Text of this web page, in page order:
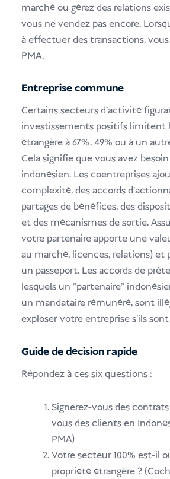
marché ou gérez des relations
vous ne vendez pas encore.
à effectuer des transactions, vous
PMA.
Entreprise commune
Certains secteurs d'activité
investissements positifs limitent
étrangère à 67%, 49% ou à un
Cela signifie que vous avez
indonésien. Les coentreprises
complexité, des accords
partages de bénéfices, des
et des mécanismes de sortie.
votre partenaire apporte une
au marché, licences, relations) et
un passeport. Les accords de
lesquels un "partenaire"
un mandataire rémunéré, sont
exploser votre entreprise s'ils
Guide de décision rapide
Répondez à ces six questions :
Signerez-vous des
vous des clients en
PMA)
Votre secteur 100% est-il
propriété étrangère ?